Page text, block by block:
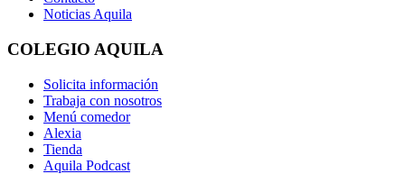
Noticias Aquila
COLEGIO AQUILA
Solicita información
Trabaja con nosotros
Menú comedor
Alexia
Tienda
Aquila Podcast